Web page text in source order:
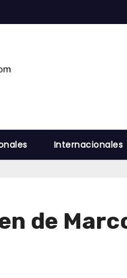
Internacionales
de